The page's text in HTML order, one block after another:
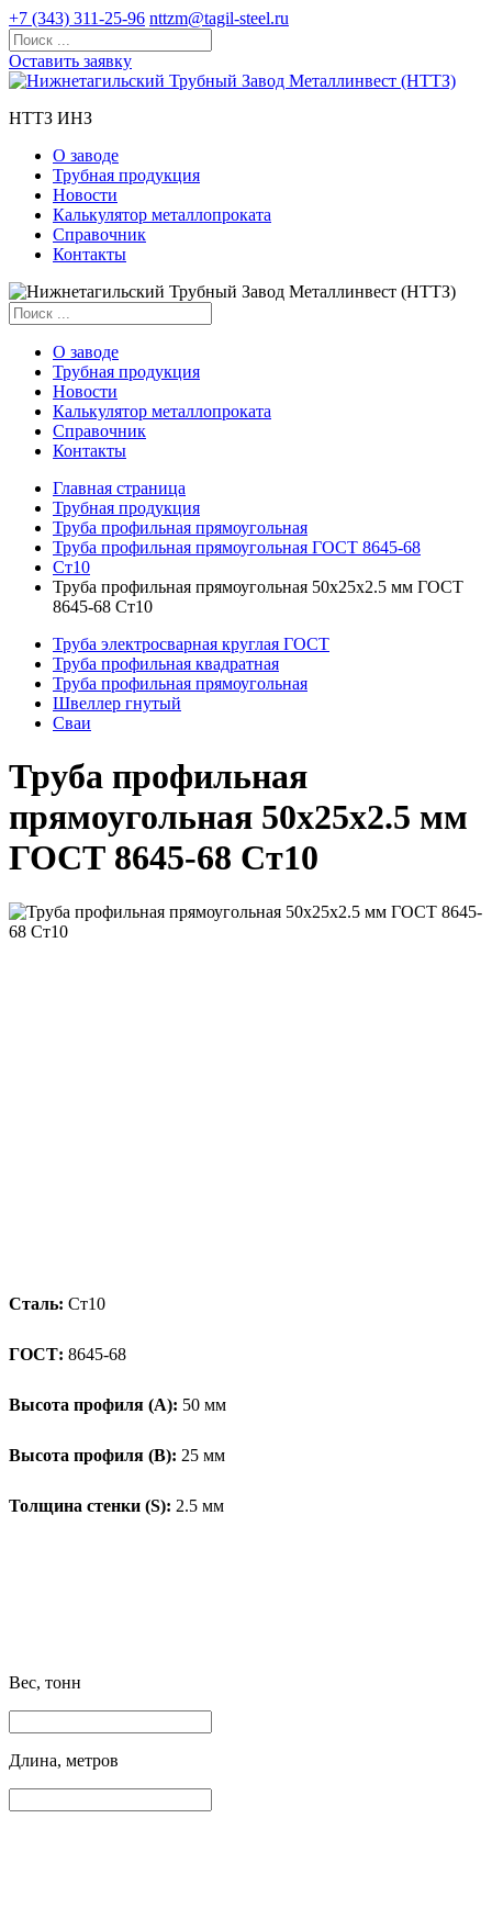
+7 (343) 311-25-96 nttzm@tagil-steel.ru
Оставить заявку
НТТЗ ИНЗ
О заводе
Трубная продукция
Новости
Калькулятор металлопроката
Справочник
Контакты
О заводе
Трубная продукция
Новости
Калькулятор металлопроката
Справочник
Контакты
Главная страница
Трубная продукция
Труба профильная прямоугольная
Труба профильная прямоугольная ГОСТ 8645-68
Ст10
Труба профильная прямоугольная 50x25x2.5 мм ГОСТ
8645-68 Ст10
Труба электросварная круглая ГОСТ
Труба профильная квадратная
Труба профильная прямоугольная
Швеллер гнутый
Сваи
Труба профильная
прямоугольная 50x25x2.5 мм
ГОСТ 8645-68 Ст10
Сталь: Ст10
ГОСТ: 8645-68
Высота профиля (А): 50 мм
Высота профиля (B): 25 мм
Толщина стенки (S): 2.5 мм
Вес, тонн
Длина, метров